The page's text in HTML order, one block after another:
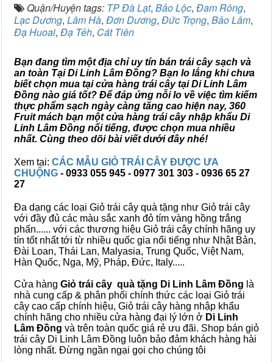
Quận/Huyện tags: TP Đà Lạt, Bảo Lộc, Đam Rông,
Lạc Dương, Lâm Hà, Đơn Dương, Đức Trọng, Bảo Lâm,
Đạ Huoai, Đạ Tẻh, Cát Tiên
Bạn đang tìm một địa chỉ uy tín bán trái cây sạch và
an toàn Tại Di Linh Lâm Đồng? Bạn lo lắng khi chưa
biết chọn mua tại cửa hàng trái cây tại Di Linh Lâm
Đồng nào giá tốt? Để đáp ứng nỗi lo về việc tìm kiếm
thực phẩm sạch ngày càng tăng cao hiện nay, 360
Fruit mách bạn một cửa hàng trái cây nhập khẩu Di
Linh Lâm Đồng nổi tiếng, được chọn mua nhiều
nhất. Cùng theo dõi bài viết dưới đây nhé!
Xem tại: CÁC MẪU GIỎ TRÁI CÂY ĐƯỢC ƯA
CHUỘNG - 0933 055 945 - 0977 301 303 - 0936 65 27
27
Đa dạng các loại Giỏ trái cây quà tặng như Giỏ trái cây
với đầy đủ các màu sắc xanh đỏ tím vàng hồng trắng
phấn...... với các thương hiệu Giỏ trái cây chính hãng uy
tín tốt nhất tới từ nhiều quốc gia nổi tiếng như Nhật Bản,
Đài Loan, Thái Lan, Malyasia, Trung Quốc, Việt Nam,
Hàn Quốc, Nga, Mỹ, Pháp, Đức, Italy.....
Cửa hàng Giỏ trái cây quà tặng Di Linh Lâm Đồng là
nhà cung cấp & phân phối chính thức các loại Giỏ trái
cây cao cấp chính hiệu, Giỏ trái cây hàng nhập khẩu
chính hãng cho nhiều cửa hàng đại lý lớn ở Di Linh
Lâm Đồng và trên toàn quốc giá rẻ ưu đãi. Shop bán giỏ
trái cây Di Linh Lâm Đồng luôn bảo đảm khách hàng hài
lòng nhất. Đừng ngần ngại gọi cho chúng tôi